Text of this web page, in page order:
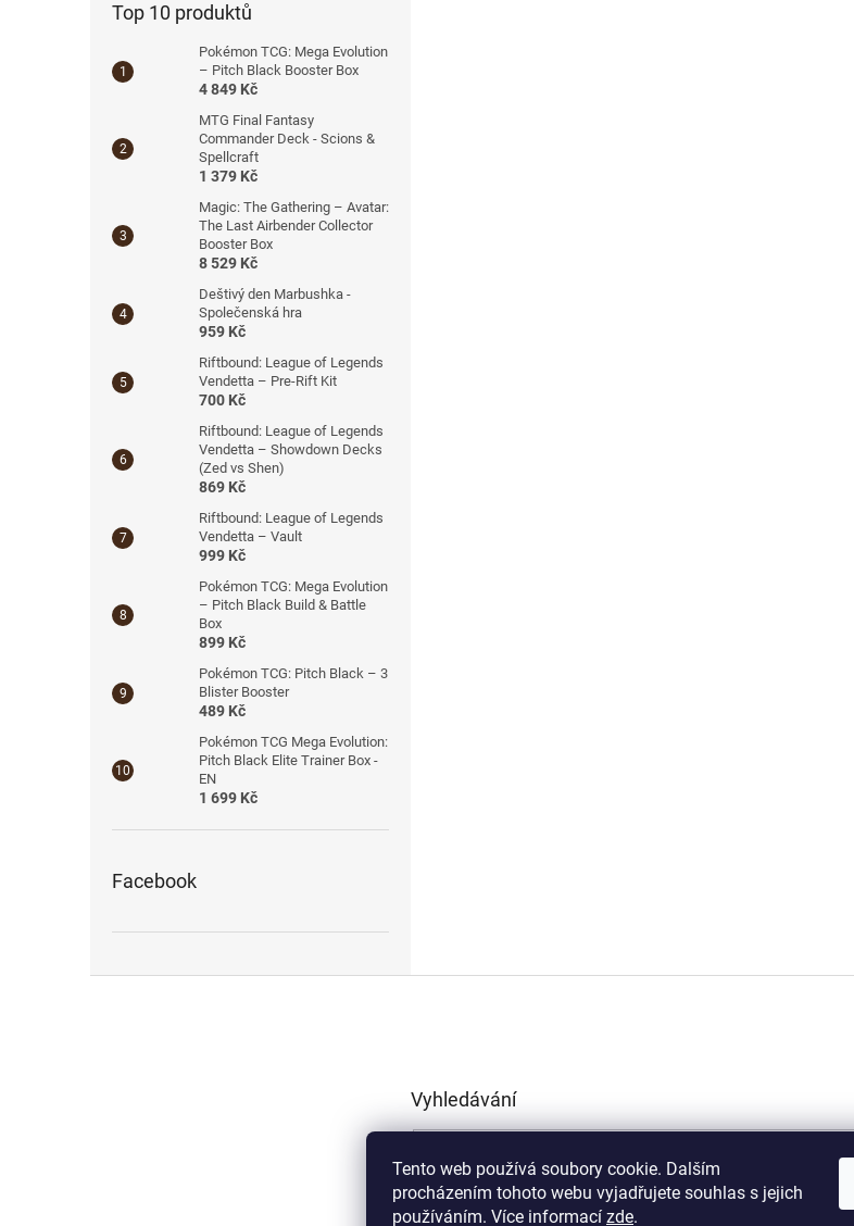
Tento web používá soubory cookie. Dalším
procházením tohoto webu vyjadřujete souhlas s jejich
používáním. Více informací zde.
Top 10 produktů
Pokémon TCG: Mega Evolution
– Pitch Black Booster Box
4 849 Kč
MTG Final Fantasy
Commander Deck - Scions &
Spellcraft
1 379 Kč
Magic: The Gathering – Avatar:
The Last Airbender Collector
Booster Box
8 529 Kč
Deštivý den Marbushka -
Společenská hra
959 Kč
Riftbound: League of Legends
Vendetta – Pre-Rift Kit
700 Kč
Riftbound: League of Legends
Vendetta – Showdown Decks
(Zed vs Shen)
869 Kč
Riftbound: League of Legends
Vendetta – Vault
999 Kč
Pokémon TCG: Mega Evolution
– Pitch Black Build & Battle
Box
899 Kč
Pokémon TCG: Pitch Black – 3
Blister Booster
489 Kč
Pokémon TCG Mega Evolution:
Pitch Black Elite Trainer Box -
EN
1 699 Kč
Facebook
Vyhledávání